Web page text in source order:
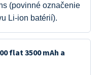
(povinné označenie
Li-ion batérií).
flat 3500 mAh a